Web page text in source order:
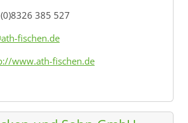
385 527
fischen.de
www.ath-fischen.de